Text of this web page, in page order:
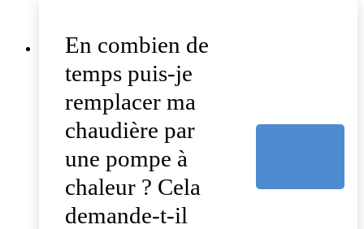
En combien de
temps puis-je
remplacer ma
chaudière par
une pompe à
chaleur ? Cela
demande-t-il